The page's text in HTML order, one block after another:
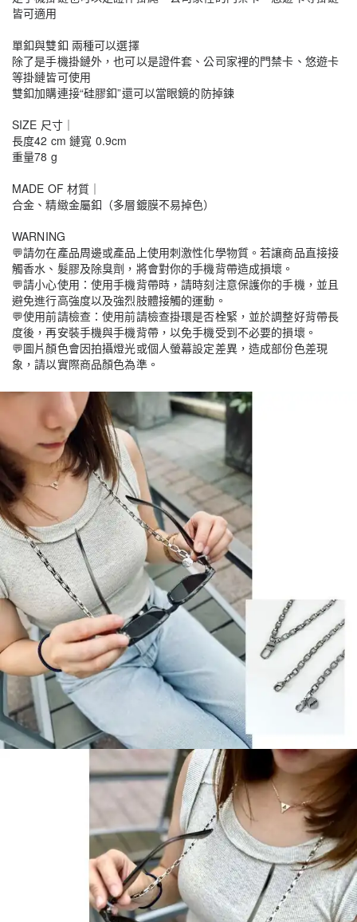
皆可適用
單釦與雙釦 兩種可以選擇
除了是手機掛鏈外，也可以是證件套、公司家裡的門禁卡、悠遊卡
等掛鏈皆可使用
雙釦加購連接“硅膠釦”還可以當眼鏡的防掉鍊
SIZE 尺寸｜
長度42 cm 鏈寬 0.9cm
重量78 g
MADE OF 材質｜
合金、精緻金屬釦（多層鍍膜不易掉色）
WARNING
💬請勿在產品周邊或產品上使用刺激性化學物質。若讓商品直接接
觸香水、髮膠及除臭劑，將會對你的手機背帶造成損壞。
💬請小心使用：使用手機背帶時，請時刻注意保護你的手機，並且
避免進行高強度以及強烈肢體接觸的運動。
💬使用前請檢查：使用前請檢查掛環是否栓緊，並於調整好背帶長
度後，再安裝手機與手機背帶，以免手機受到不必要的損壞。
💬 圖片顏色會因拍攝燈光或個人螢幕設定差異，造成部份色差現
象，請以實際商品顏色為準。